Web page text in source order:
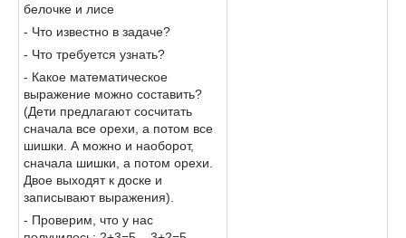
белочке и лисе
- Что известно в задаче?
- Что требуется узнать?
- Какое математическое
выражение можно составить?
(Дети предлагают сосчитать
сначала все орехи, а потом все
шишки. А можно и наоборот,
сначала шишки, а потом орехи.
Двое выходят к доске и
записывают выражения).
- Проверим, что у нас